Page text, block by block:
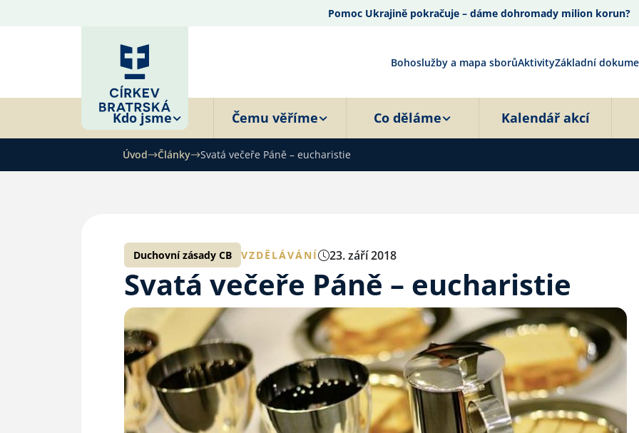
Pomoc Ukrajině pokračuje – dáme dohromady milion korun?
Bohoslužby a mapa sborůAktivityZákladní
Kdo jsme Čemu věříme Co děláme Kalendář akcí
Úvod Články Svatá večeře Páně – eucharistie
Duchovní zásady CB VZDĚLÁVÁNÍ 23. září 2018
Svatá večeře Páně – eucharistie